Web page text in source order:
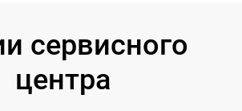
сервисного
центра